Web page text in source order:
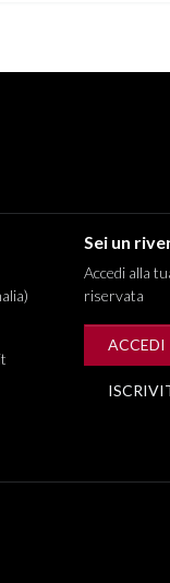
Sei un
Accedi alla
riservata
ACCEDI